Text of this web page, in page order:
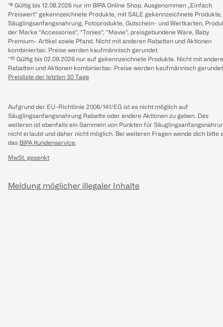
*⁸ Gültig bis 12.08.2026 nur im BIPA Online Shop. Ausgenommen „Einfach
Preiswert“ gekennzeichnete Produkte, mit SALE gekennzeichnete Produkte,
Säuglingsanfangsnahrung, Fotoprodukte, Gutschein- und Wertkarten,
der Marke “Accessories“, “Tonies“, “Mavie“, preisgebundene Ware, Baby
Premium- Artikel sowie Pfand. Nicht mit anderen Rabatten und Aktionen
kombinierbar. Preise werden kaufmännisch gerundet.
*¹⁰ Gültig bis 02.09.2026 nur auf gekennzeichnete Produkte. Nicht mit
Rabatten und Aktionen kombinierbar. Preise werden kaufmännisch
Preisliste der letzten 30 Tage
Aufgrund der EU-Richtlinie 2006/141/EG ist es nicht möglich auf
Säuglingsanfangsnahrung Rabatte oder andere Aktionen zu geben. Des
weiteren ist ebenfalls ein Sammeln von Punkten für
nicht erlaubt und daher nicht möglich. Bei weiteren Fragen wende dich bitte
das BIPA Kundenservice.
MwSt. gesenkt
Meldung möglicher illegaler Inhalte